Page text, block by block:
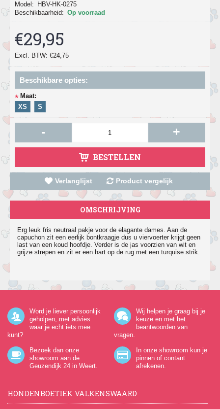
Model:
HBV-HK-0275
Beschikbaarheid: Op voorraad
€29,95
Excl. BTW: €24,75
Beschikbare opties:
* Maat:
XS
S
- +
BESTELLEN
Verlanglijst Product vergelijk
OMSCHRIJVING
Erg leuk fris neutraal pakje voor de elagante dames. Aan de
capuchon zit een eerlijk bontkraagje dus u viervoerter krijgt geen
last van een koud hoofdje. Verder is de jas voorzien van wit en
grijze strepen en zit er een hart op de rug met een turquise strik.
Word je liever persoonlijk
geholpen, met advies
waar je echt iets mee
kunt?
Wij helpen je graag bij je
keuze en met het
beantwoorden van
vragen.
Bezoek dan onze
showroom aan de
Geuzendijk 24 in Weert.
In onze showroom kun je
pinnen of contant
afrekenen.
HONDENBOETIEK VALKENSWAARD